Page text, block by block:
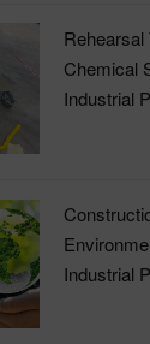
Rehearsal
Chemical
Industrial
Industrial